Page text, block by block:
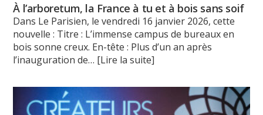
À l’arboretum, la France à tu et à bois sans soif
Dans Le Parisien, le vendredi 16 janvier 2026, cette
nouvelle : Titre : L’immense campus de bureaux en
bois sonne creux. En-tête : Plus d’un an après
l’inauguration de… [Lire la suite]